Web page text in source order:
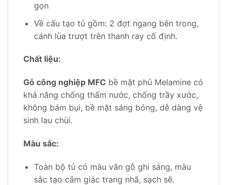
gọn
Về cấu tạo tủ gồm: 2 đợt ngang bên trong,
cánh lùa trượt trên thanh ray cố định.
Chất liệu:
Gỗ công nghiệp MFC bề mặt phủ Melamine có
khả năng chống thấm nước, chống trầy xước,
không bám bụi, bề mặt sáng bóng, dễ dàng vệ
sinh lau chùi.
Màu sắc:
Toàn bộ tủ có màu vân gỗ ghi sáng, màu
sắc tạo cảm giác trang nhã, sạch sẽ.